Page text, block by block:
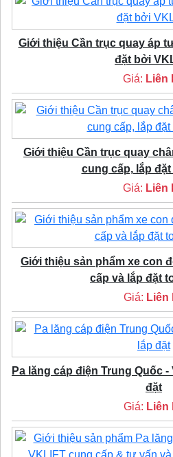
Giới thiệu Cần trục quay áp
đặt bởi
Giá: Liên
Giới thiệu Cần trục quay
cung cấp, lắp
Giá: Liên
Giới thiệu sản phẩm xe con
cấp và lắp đặt
Giá: Liên
Pa lăng cáp điện Trung Quốc
đặt
Giá: Liên